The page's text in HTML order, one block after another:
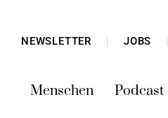
NEWSLETTER JOBS
Menschen Podcast